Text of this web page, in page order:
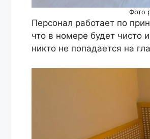
Фото
Персонал работает по
что в номере будет чисто
никто не попадается на